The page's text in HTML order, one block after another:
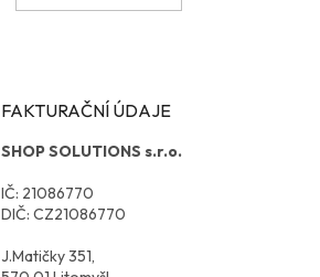
FAKTURAČNÍ ÚDAJE
SHOP SOLUTIONS s.r.o.
IČ: 21086770
DIČ: CZ21086770
J.Matičky 351,